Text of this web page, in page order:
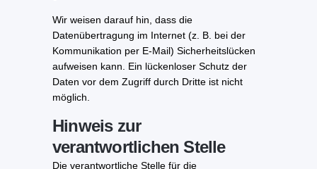
Wir weisen darauf hin, dass die
Datenübertragung im Internet (z. B. bei der
Kommunikation per E-Mail) Sicherheitslücken
aufweisen kann. Ein lückenloser Schutz der
Daten vor dem Zugriff durch Dritte ist nicht
möglich.
Hinweis zur
verantwortlichen Stelle
Die verantwortliche Stelle für die